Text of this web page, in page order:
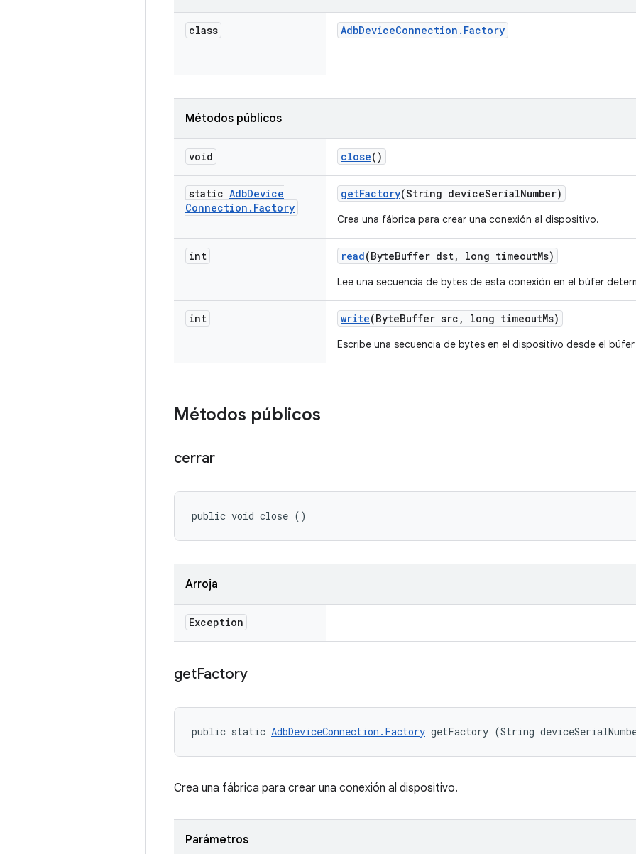
class AdbDeviceConnection . Factory
Métodos públicos
void close()
static AdbDevice
Connection . Factory
getFactory(String deviceSerialNumber)
Crea una fábrica para crear una conexión al dispositivo.
int read(ByteBuffer dst, long timeoutMs)
Lee una secuencia de bytes de esta conexión en el búfer
int write(ByteBuffer src , long timeoutMs)
Escribe una secuencia de bytes en el dispositivo desde el
Métodos públicos
cerrar
public void close ()
Arroja
Exception
getFactory
public static AdbDeviceConnection.Factory getFactory (String
Crea una fábrica para crear una conexión al dispositivo.
Parámetros